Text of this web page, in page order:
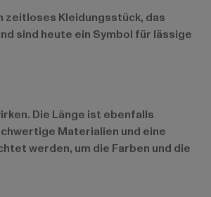
zeitloses Kleidungsstück, das
sind heute ein Symbol für lässige
Die Länge ist ebenfalls
Materialien und eine
werden, um die Farben und die